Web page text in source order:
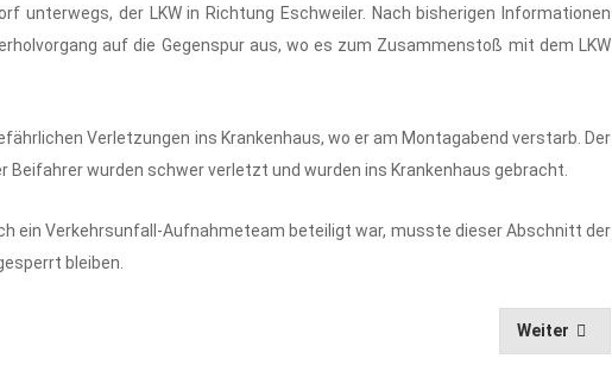
unterwegs, der LKW in Richtung Eschweiler. Nach bisherigen Informationen
auf die Gegenspur aus, wo es zum Zusammenstoß mit dem LKW
Verletzungen ins Krankenhaus, wo er am Montagabend verstarb. Der
Beifahrer wurden schwer verletzt und wurden ins Krankenhaus gebracht.
ein Verkehrsunfall-Aufnahmeteam beteiligt war, musste dieser Abschnitt der
bleiben.
Weiter